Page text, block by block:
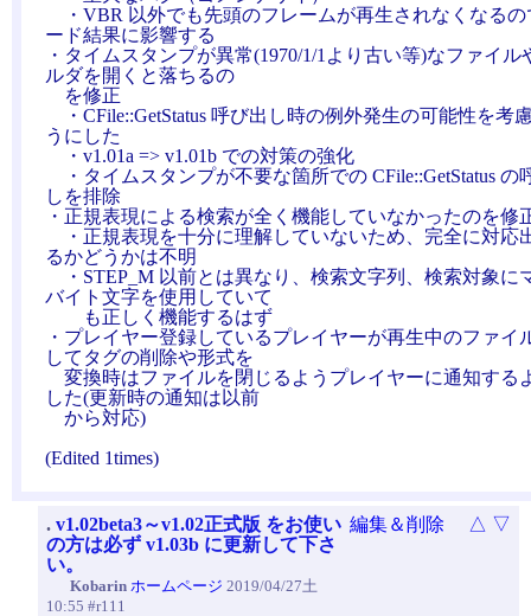
・VBR 以外でも先頭のフレームが再生されなくなるの
ード結果に影響する
・タイムスタンプが異常(1970/1/1より古い等)なファイル
ルダを開くと落ちるの
を修正
・CFile::GetStatus 呼び出し時の例外発生の可能性を考
うにした
・v1.01a => v1.01b での対策の強化
・タイムスタンプが不要な箇所での CFile::GetStatus の
しを排除
・正規表現による検索が全く機能していなかったのを修
・正規表現を十分に理解していないため、完全に対応
るかどうかは不明
・STEP_M 以前とは異なり、検索文字列、検索対象に
バイト文字を使用していて
も正しく機能するはず
・プレイヤー登録しているプレイヤーが再生中のファイ
してタグの削除や形式を
変換時はファイルを閉じるようプレイヤーに通知する
した(更新時の通知は以前
から対応)
(Edited 1times)
. v1.02beta3～v1.02正式版 をお使い
の方は必ず v1.03b に更新して下さ
い。
Kobarin ホームページ 2019/04/27土
10:55 #r111
編集＆削除 △ ▽